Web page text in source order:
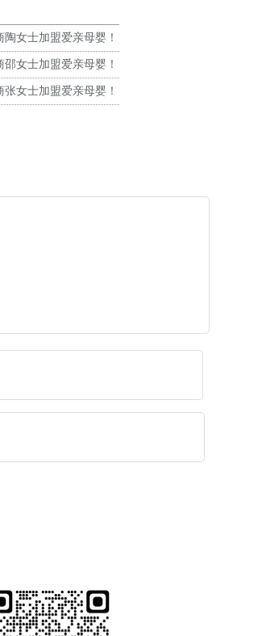
女士加盟爱亲母婴！
女士加盟爱亲母婴！
女士加盟爱亲母婴！